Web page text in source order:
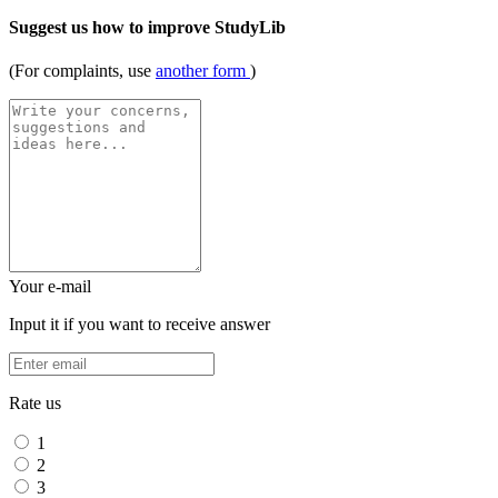
Suggest us how to improve StudyLib
(For complaints, use another form )
Your e-mail
Input it if you want to receive answer
Rate us
1
2
3